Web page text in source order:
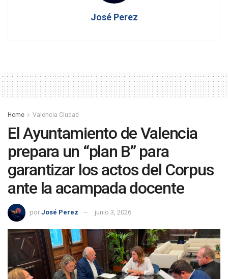
José Perez
Home Valencia Ciudad
El Ayuntamiento de Valencia
prepara un “plan B” para
garantizar los actos del Corpus
ante la acampada docente
por José Perez junio 3, 2026